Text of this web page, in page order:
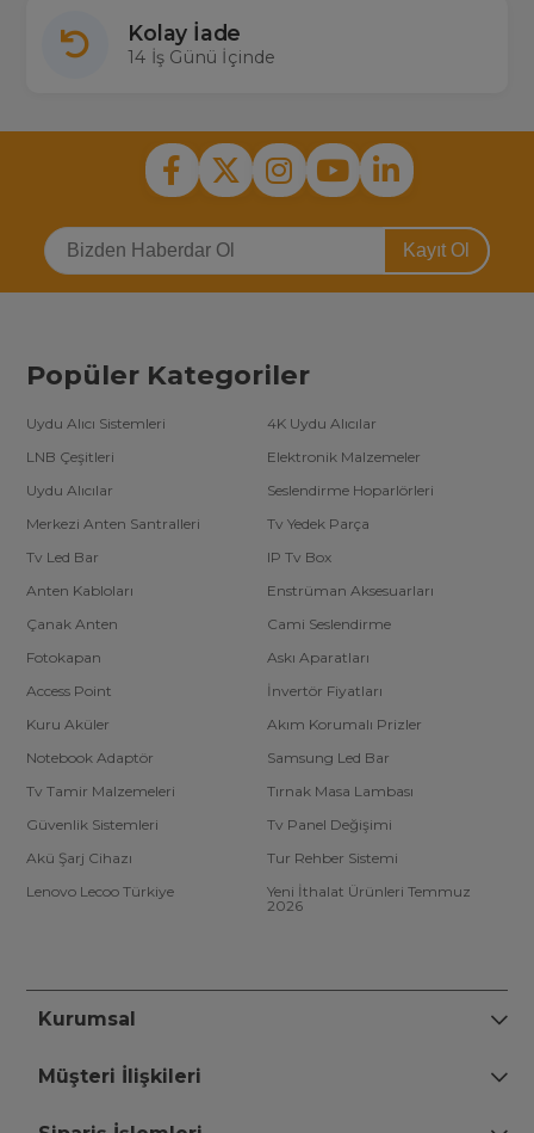
Kolay İade
14 İş Günü İçinde
Kayıt Ol
Popüler Kategoriler
Uydu Alıcı Sistemleri
4K Uydu Alıcılar
LNB Çeşitleri
Elektronik Malzemeler
Uydu Alıcılar
Seslendirme Hoparlörleri
Merkezi Anten Santralleri
Tv Yedek Parça
Tv Led Bar
IP Tv Box
Anten Kabloları
Enstrüman Aksesuarları
Çanak Anten
Cami Seslendirme
Fotokapan
Askı Aparatları
Access Point
İnvertör Fiyatları
Kuru Aküler
Akım Korumalı Prizler
Notebook Adaptör
Samsung Led Bar
Tv Tamir Malzemeleri
Tırnak Masa Lambası
Güvenlik Sistemleri
Tv Panel Değişimi
Akü Şarj Cihazı
Tur Rehber Sistemi
Lenovo Lecoo Türkiye
Yeni İthalat Ürünleri Temmuz
2026
Kurumsal
Müşteri İlişkileri